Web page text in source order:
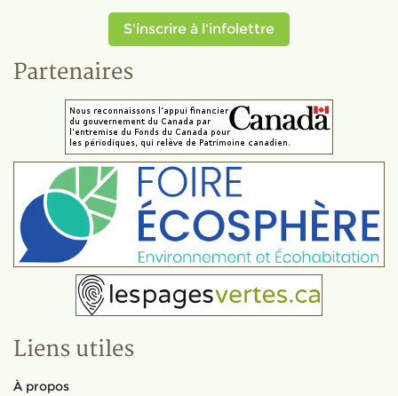
S'inscrire à l'infolettre
Partenaires
Liens utiles
À propos